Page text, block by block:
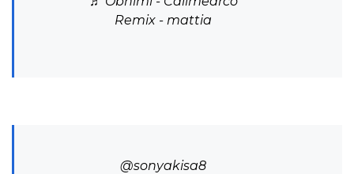
Remix - mattia
@sonyakisa8